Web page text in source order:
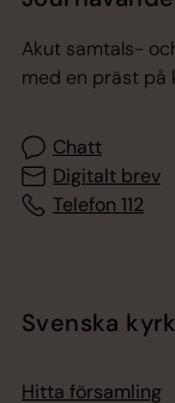
Akut samtals-
med en präst på
Chatt
Digitalt brev
Telefon 112
Svenska
Hitta församling